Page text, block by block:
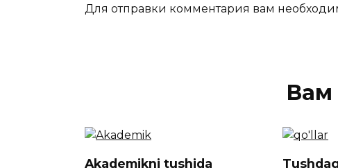
Для отправки комментария вам
Вам
Akademikni tushida